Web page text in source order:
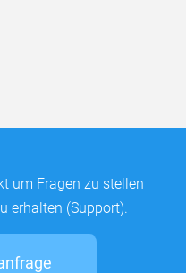
um Fragen zu stellen
erhalten (Support).